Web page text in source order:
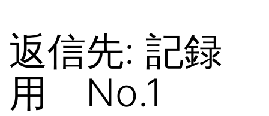
返信先: 記録
用 No.1